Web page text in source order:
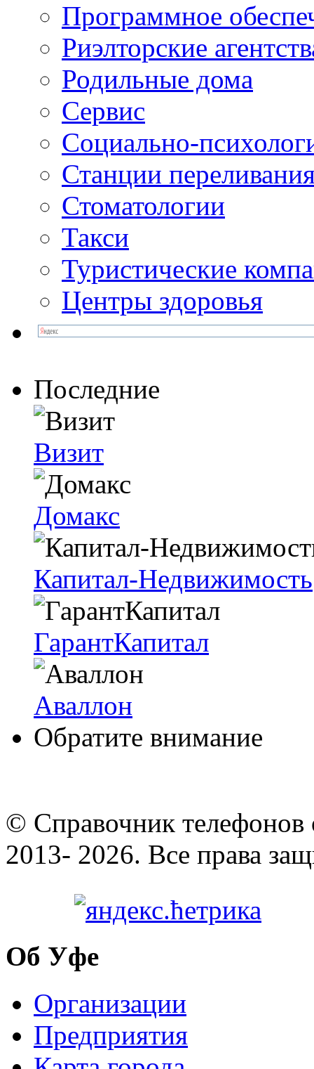
Программное
Риэлторские
Родильные дома
Сервис
Социально-
Станции
Стоматологии
Такси
Туристические
Центры здоровья
Последние
Визит
Домакс
Капитал-Недвижимость
ГарантКапитал
Аваллон
Обратите внимание
© Cправочник телефонов
2013- 2026. Все права
Об Уфе
Организации
Предприятия